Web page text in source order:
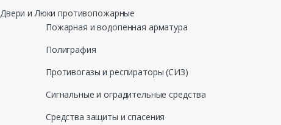
Двери и Люки противопожарные
Пожарная и водопенная арматура
Полиграфия
Противогазы и респираторы (СИЗ)
Сигнальные и оградительные средства
Средства защиты и спасения